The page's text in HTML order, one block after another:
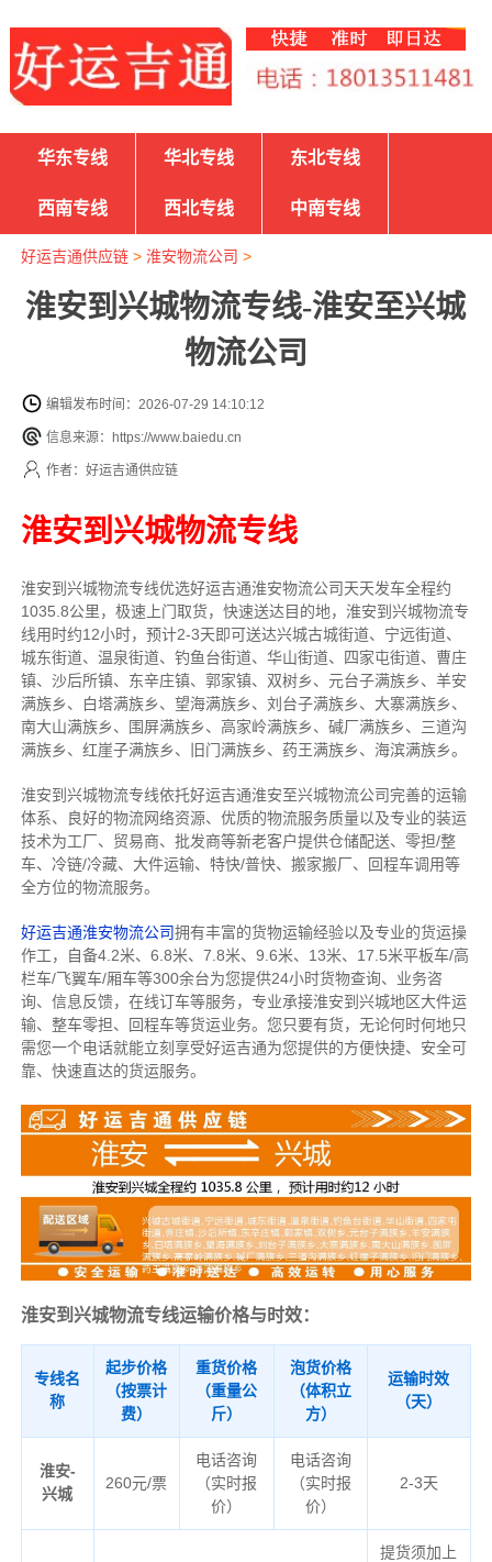
华东专线 华北专线 东北专线
西南专线 西北专线 中南专线
好运吉通供应链> 淮安物流公司 >
淮安到兴城物流专线-淮安至兴城
物流公司
编辑发布时间：2026-07-29 14:10:12
信息来源：https://www.baiedu.cn
作者：好运吉通供应链
淮安到兴城物流专线
淮安到兴城物流专线优选好运吉通淮安物流公司天天发车全程约
1035.8公里， 极速上门取货，快速送达目的地，淮安到兴城物流专
线用时约12小时，预计2-3天即可送达兴城古城街道、宁远街道、
城东街道、温泉街道、钓鱼台街道、华山街道、四家屯街道、曹庄
镇、沙后所镇、东辛庄镇、郭家镇、双树乡、元台子满族乡、羊安
满族乡、白塔满族乡、望海满族乡、刘台子满族乡、大寨满族乡、
南大山满族乡、围屏满族乡、高家岭满族乡、碱厂满族乡、三道沟
满族乡、红崖子满族乡、旧门满族乡、药王满族乡、海滨满族乡。
淮安到兴城物流专线依托好运吉通淮安至兴城物流公司完善的运输
体系、良好的物流网络资源、优质的物流服务质量以及专业的装运
技术为工厂、贸易商、批发商等新老客户提供仓储配送、零担/整
车、冷链/冷藏、大件运输、特快/普快、搬家搬厂、回程车调用等
全方位的物流服务。
好运吉通淮安物流公司拥有丰富的货物运输经验以及专业的货运操
作工，自备4.2米、6.8米、7.8米、9.6米、13米、17.5米平板车/高
栏车/飞翼车/厢车等300余台为您提供24小时货物查询、业务咨
询、信息反馈，在线订车等服务， 专业承接淮安到兴城地区大件运
输、整车零担、回程车等货运业务。 您只要有货，无论何时何地只
需您一个电话就能立刻享受好运吉通为您提供的方便快捷、安全可
靠、快速直达的货运服务。
淮安到兴城物流专线运输价格与时效：
专线名
称
起步价格
（按票计
费）
重货价格
（重量公
斤）
泡货价格
（体积立
方）
运输时效
（天）
淮安-
兴城
260元/票
电话咨询
（实时报
价）
电话咨询
（实时报
价）
2-3天
提货须加上